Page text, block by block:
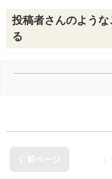
投稿者さんのよう
る